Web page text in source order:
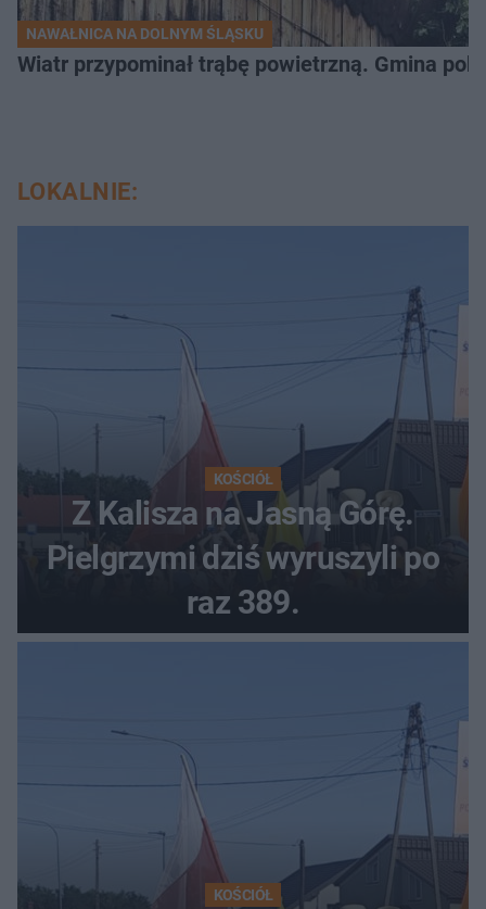
NAWAŁNICA NA DOLNYM ŚLĄSKU
Wiatr przypominał trąbę powietrzną. Gmina
LOKALNIE:
KOŚCIÓŁ
Z Kalisza na Jasną Górę.
Pielgrzymi dziś wyruszyli po
raz 389.
KOŚCIÓŁ